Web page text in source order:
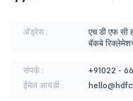
ॲड्रेस :
एच डी एफ सी
बॅकबे
संपर्क :
+91022 -
ईमेल आयडी :